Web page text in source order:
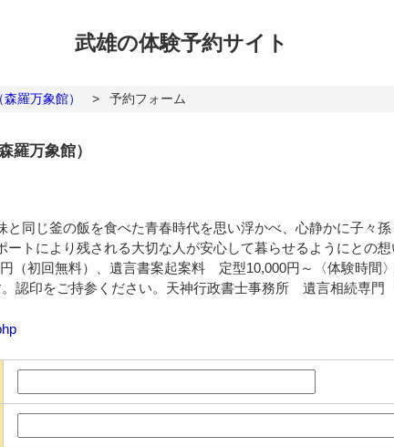
武雄の体験予約サイト
羅万象館） > 予約フォーム
羅万象館）
同じ釜の飯を食べた青春時代を思い浮かべ、心静かに子々
トにより残される大切な人が安心して暮らせるようにとの
（初回無料）、遺言書案起案料 定型10,000円～〈体験時間
。認印をご持参ください。天神行政書士事務所 遺言相続専